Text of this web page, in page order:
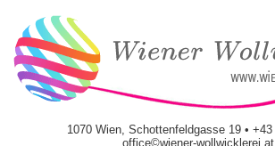
1070 Wien, Schottenfeldgasse 19 •
office©wiener-wollwicklerei.at